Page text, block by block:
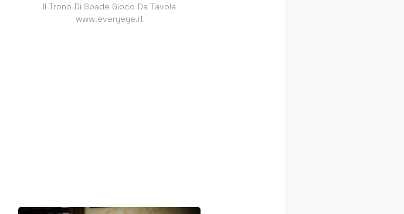
Il Trono Di Spade Gioco Da Tavola
www.everyeye.it